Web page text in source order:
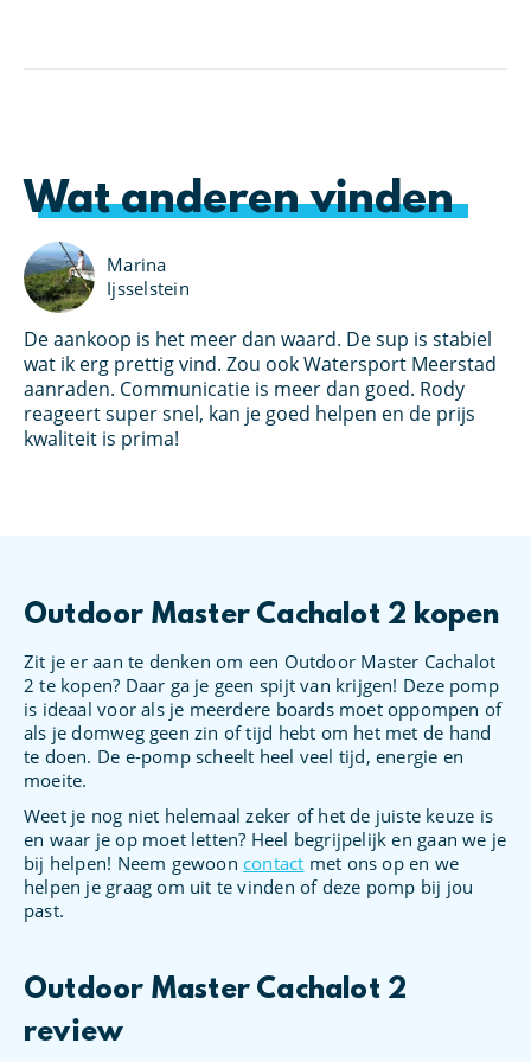
Wat anderen vinden
Marina
Ijsselstein
De aankoop is het meer dan waard. De sup is stabiel
wat ik erg prettig vind. Zou ook Watersport Meerstad
aanraden. Communicatie is meer dan goed. Rody
reageert super snel, kan je goed helpen en de prijs
kwaliteit is prima!
Outdoor Master Cachalot 2 kopen
Zit je er aan te denken om een Outdoor Master Cachalot
2 te kopen? Daar ga je geen spijt van krijgen! Deze pomp
is ideaal voor als je meerdere boards moet oppompen of
als je domweg geen zin of tijd hebt om het met de hand
te doen. De e-pomp scheelt heel veel tijd, energie en
moeite.
Weet je nog niet helemaal zeker of het de juiste keuze is
en waar je op moet letten? Heel begrijpelijk en gaan we je
bij helpen! Neem gewoon contact met ons op en we
helpen je graag om uit te vinden of deze pomp bij jou
past.
Outdoor Master Cachalot 2
review